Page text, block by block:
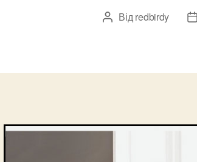
Автор
Від redbirdy